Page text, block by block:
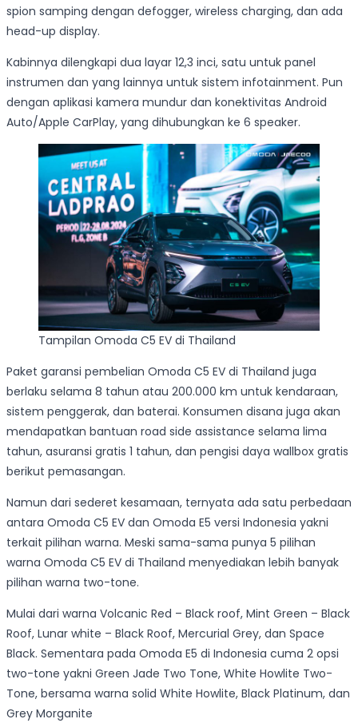
spion samping dengan defogger, wireless charging, dan ada
head-up display.
Kabinnya dilengkapi dua layar 12,3 inci, satu untuk panel
instrumen dan yang lainnya untuk sistem infotainment. Pun
dengan aplikasi kamera mundur dan konektivitas Android
Auto/Apple CarPlay, yang dihubungkan ke 6 speaker.
Tampilan Omoda C5 EV di Thailand
Paket garansi pembelian Omoda C5 EV di Thailand juga
berlaku selama 8 tahun atau 200.000 km untuk kendaraan,
sistem penggerak, dan baterai. Konsumen disana juga akan
mendapatkan bantuan road side assistance selama lima
tahun, asuransi gratis 1 tahun, dan pengisi daya wallbox gratis
berikut pemasangan.
Namun dari sederet kesamaan, ternyata ada satu perbedaan
antara Omoda C5 EV dan Omoda E5 versi Indonesia yakni
terkait pilihan warna. Meski sama-sama punya 5 pilihan
warna Omoda C5 EV di Thailand menyediakan lebih banyak
pilihan warna two-tone.
Mulai dari warna Volcanic Red – Black roof, Mint Green – Black
Roof, Lunar white – Black Roof, Mercurial Grey, dan Space
Black. Sementara pada Omoda E5 di Indonesia cuma 2 opsi
two-tone yakni Green Jade Two Tone, White Howlite Two-
Tone, bersama warna solid White Howlite, Black Platinum, dan
Grey Morganite